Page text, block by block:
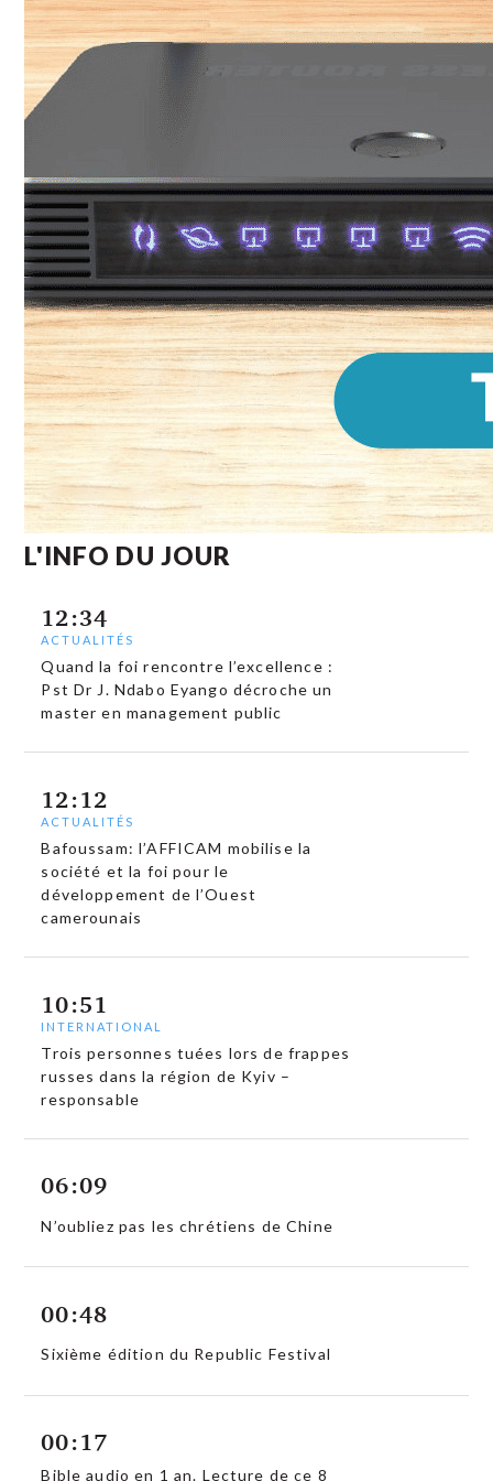
L'INFO DU JOUR
12:34
ACTUALITÉS
Quand la foi rencontre l’excellence :
Pst Dr J. Ndabo Eyango décroche un
master en management public
12:12
ACTUALITÉS
Bafoussam: l’AFFICAM mobilise la
société et la foi pour le
développement de l’Ouest
camerounais
10:51
INTERNATIONAL
Trois personnes tuées lors de frappes
russes dans la région de Kyiv –
responsable
06:09
N’oubliez pas les chrétiens de Chine
00:48
Sixième édition du Republic Festival
00:17
Bible audio en 1 an. Lecture de ce 8